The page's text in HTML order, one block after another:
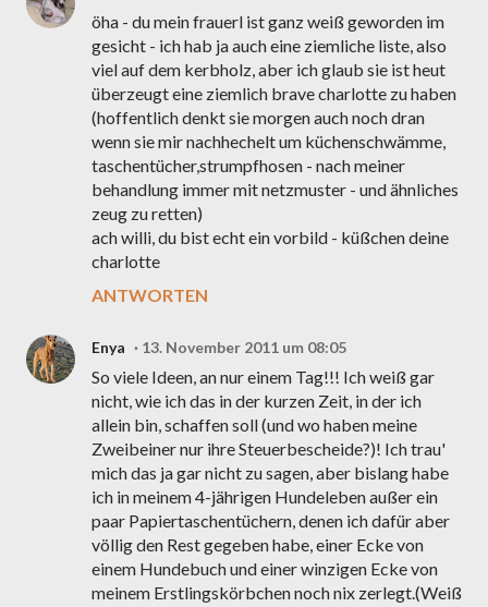
öha - du mein frauerl ist ganz weiß geworden im
gesicht - ich hab ja auch eine ziemliche liste, also
viel auf dem kerbholz, aber ich glaub sie ist heut
überzeugt eine ziemlich brave charlotte zu haben
(hoffentlich denkt sie morgen auch noch dran
wenn sie mir nachhechelt um küchenschwämme,
taschentücher,strumpfhosen - nach meiner
behandlung immer mit netzmuster - und ähnliches
zeug zu retten)
ach willi, du bist echt ein vorbild - küßchen deine
charlotte
ANTWORTEN
Enya 13. November 2011 um 08:05
So viele Ideen, an nur einem Tag!!! Ich weiß gar
nicht, wie ich das in der kurzen Zeit, in der ich
allein bin, schaffen soll (und wo haben meine
Zweibeiner nur ihre Steuerbescheide?)! Ich trau'
mich das ja gar nicht zu sagen, aber bislang habe
ich in meinem 4-jährigen Hundeleben außer ein
paar Papiertaschentüchern, denen ich dafür aber
völlig den Rest gegeben habe, einer Ecke von
einem Hundebuch und einer winzigen Ecke von
meinem Erstlingskörbchen noch nix zerlegt.(Weiß